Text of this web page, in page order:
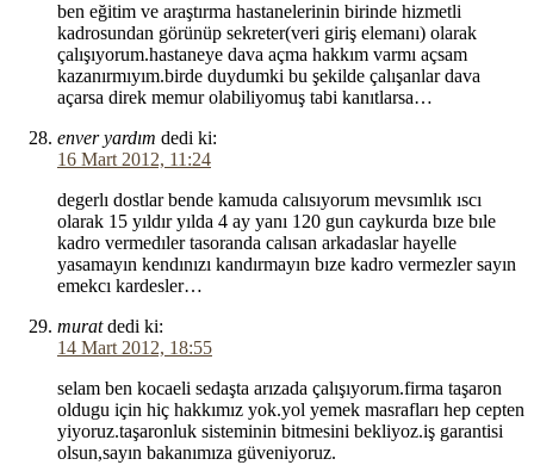
ben eğitim ve araştırma hastanelerinin birinde hizmetli
kadrosundan görünüp sekreter(veri giriş elemanı) olarak
çalışıyorum.hastaneye dava açma hakkım varmı açsam
kazanırmıyım.birde duydumki bu şekilde çalışanlar dava
açarsa direk memur olabiliyomuş tabi kanıtlarsa…
enver yardım dedi ki:
16 Mart 2012, 11:24
degerlı dostlar bende kamuda calısıyorum mevsımlık ıscı
olarak 15 yıldır yılda 4 ay yanı 120 gun caykurda bıze bıle
kadro vermedıler tasoranda calısan arkadaslar hayelle
yasamayın kendınızı kandırmayın bıze kadro vermezler sayın
emekcı kardesler…
murat dedi ki:
14 Mart 2012, 18:55
selam ben kocaeli sedaşta arızada çalışıyorum.firma taşaron
oldugu için hiç hakkımız yok.yol yemek masrafları hep cepten
yiyoruz.taşaronluk sisteminin bitmesini bekliyoz.iş garantisi
olsun,sayın bakanımıza güveniyoruz.